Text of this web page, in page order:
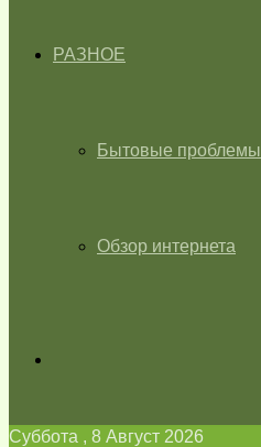
РАЗНОЕ
Бытовые проблемы
Обзор интернета
Суббота , 8 Август 2026